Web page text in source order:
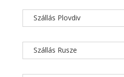
Szállás Plovdiv
Szállás Rusze